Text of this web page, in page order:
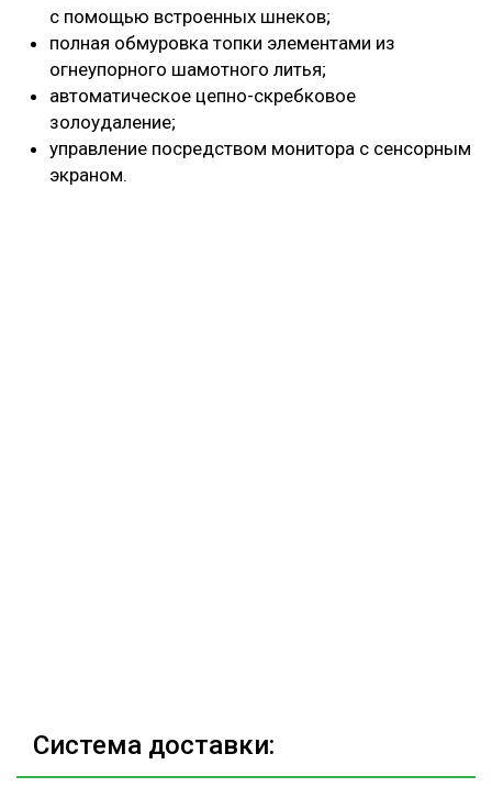
с помощью встроенных шнеков;
полная обмуровка топки элементами из
огнеупорного шамотного литья;
автоматическое цепно-скребковое
золоудаление;
управление посредством монитора с сенсорным
экраном.
Система доставки: